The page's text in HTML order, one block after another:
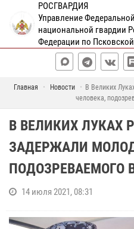
РОСГВАРДИЯ
Управление
национальной гвардии
Федерации по
Главная Новости
В Великих
человека,
В ВЕЛИКИХ ЛУКАХ
ЗАДЕРЖАЛИ
ПОДОЗРЕВАЕМОГО
14 июля 2021, 08:31